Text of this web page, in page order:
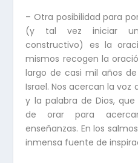
– Otra posibilidad para
(y tal vez iniciar
constructivo) es la
mismos recogen la
largo de casi mil años
Israel. Nos acercan la
y la palabra de Dios,
de orar para
enseñanzas. En los
inmensa fuente de